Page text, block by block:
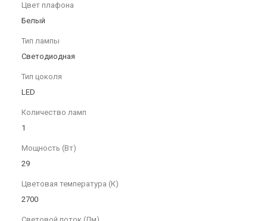
Цвет плафона
Белый
Тип лампы
Светодиодная
Тип цоколя
LED
Количество ламп
1
Мощность (Вт)
29
Цветовая температура (К)
2700